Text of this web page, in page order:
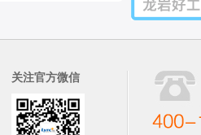
关注官方微信